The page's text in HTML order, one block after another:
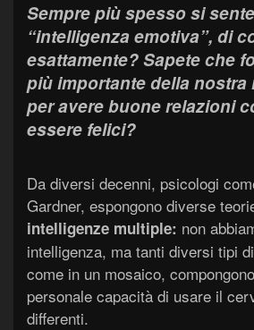
Sempre più spesso si
“intelligenza emotiva”, di
esattamente? Sapete che
più importante della nostra
per avere buone relazioni
essere felici?
Da diversi decenni, psicologi
Gardner, espongono diverse
intelligenze multiple: non
intelligenza, ma tanti diversi tipi
come in un mosaico,
personale capacità di usare il
differenti.